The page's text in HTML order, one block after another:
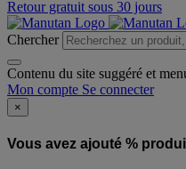
Retour gratuit sous 30 jours
Chercher
Contenu du site suggéré et
Mon compte Se connecter
×
Vous avez ajouté %